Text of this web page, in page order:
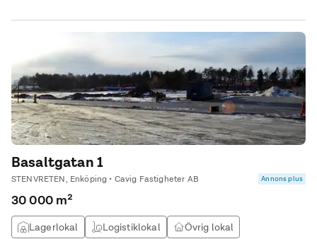
Basaltgatan 1
STENVRETEN, Enköping • Cavig Fastigheter AB Annons plus
30 000 m²
Lagerlokal Logistiklokal Övrig lokal